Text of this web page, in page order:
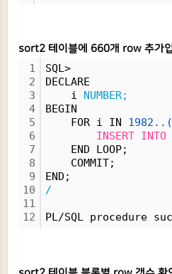
sort2 테이블에 660개 row 추가
1
2
3
4
5
6
7
8
9
10
11
12
SQL>
DECLARE
i NUMBER;
BEGIN
FOR i IN
INSERT INTO
END LOOP;
COMMIT;
END;
/
PL/SQL procedure